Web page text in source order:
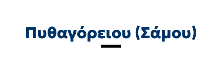
Πυθαγόρειου (Σάμου)